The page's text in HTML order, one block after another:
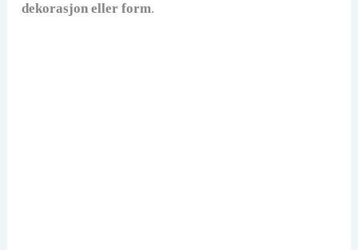
dekorasjon eller form.